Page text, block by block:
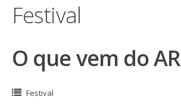
Festival
O que vem do AR
Festival